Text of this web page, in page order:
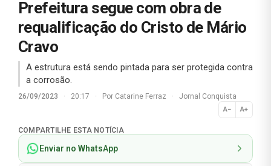
Prefeitura segue com obra de
requalificação do Cristo de Mário
Cravo
A estrutura está sendo pintada para ser protegida contra
a corrosão.
26/09/2023 · 20:17 · Por Catarine Ferraz · Jornal Conquista
A− A+
Normal
COMPARTILHE ESTA NOTÍCIA
Enviar no WhatsApp